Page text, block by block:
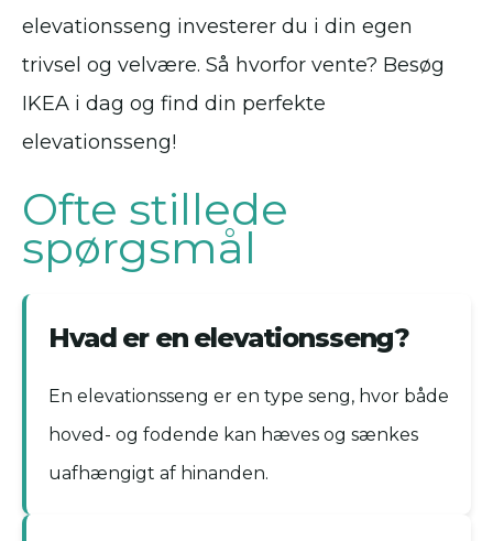
elevationsseng investerer du i din egen
trivsel og velvære. Så hvorfor vente? Besøg
IKEA i dag og find din perfekte
elevationsseng!
Ofte stillede
spørgsmål
Hvad er en elevationsseng?
En elevationsseng er en type seng, hvor både
hoved- og fodende kan hæves og sænkes
uafhængigt af hinanden.